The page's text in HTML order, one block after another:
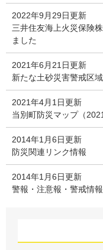
2022年9月29日更新
三井住友海上火災保険
ました
2021年6月21日更新
新たな土砂災害警戒区
2021年4月1日更新
当別町防災マップ（
2014年1月6日更新
防災関連リンク情報
2014年1月6日更新
警報・注意報・警戒情報